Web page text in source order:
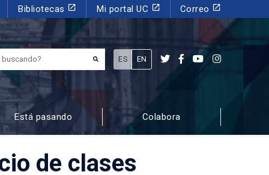
Bibliotecas launch Mi portal UC launch Correo launch
¿Qué estás buscando?
ES EN
Está pasando Colabora
de clases